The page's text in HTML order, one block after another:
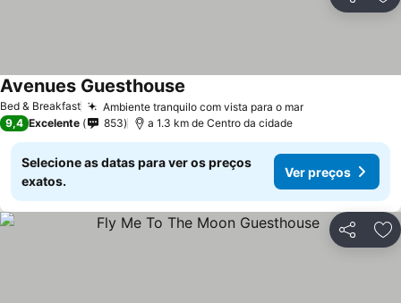
Bed & Breakfast Ambiente tranquilo com vista para o marVer preços
Avenues Guesthouse
9,4 Excelente 853 a 1.3 km de Centro da cidade
Selecione as datas para ver os preços
exatos.
Ver preços
Partilhar